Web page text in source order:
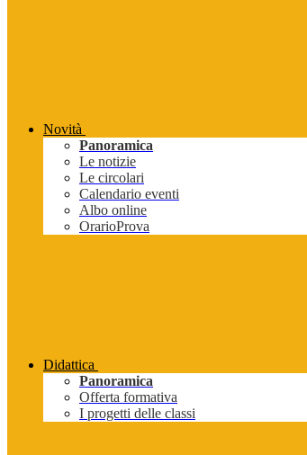
Novità
Panoramica
Le notizie
Le circolari
Calendario eventi
Albo online
OrarioProva
Didattica
Panoramica
Offerta formativa
I progetti delle classi